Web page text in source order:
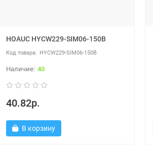
HOAUC HYCW229-SIM06-150B
HYCW229-SIM06-150B
40
40.82р.
В корзину